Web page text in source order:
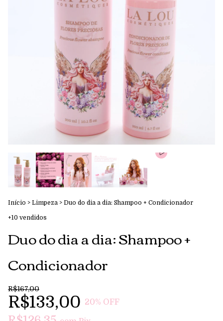
Início > Limpeza > Duo do dia a dia: Shampoo + Condicionador
+10 vendidos
Duo do dia a dia: Shampoo +
Condicionador
R$167,00
R$133,00 20% OFF